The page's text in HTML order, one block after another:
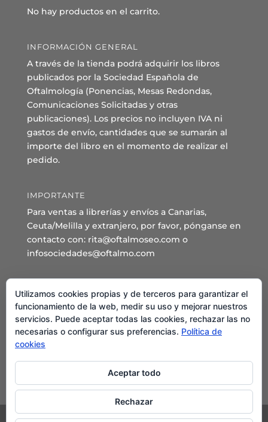
No hay productos en el carrito.
INFORMACIÓN GENERAL
A través de la tienda podrá adquirir los libros
publicados por la Sociedad Española de
Oftalmología (Ponencias, Mesas Redondas,
Comunicaciones Solicitadas y otras
publicaciones). Los precios no incluyen IVA ni
gastos de envío, cantidades que se sumarán al
importe del libro en el momento de realizar el
pedido.
IMPORTANTE
Para ventas a librerías y envíos a Canarias,
Ceuta/Melilla y extranjero, por favor, pónganse en
contacto con: rita@oftalmoseo.com o
infosociedades@oftalmo.com
Sede Administrativa y Secretaría General
C/ Arcipreste de Hita 14 – 1º Derecha.
28015 – Madrid
Teléfono: 91 544 80 35 - 91 544 58 79
Mail:
Utilizamos cookies propias y de terceros para garantizar el
funcionamiento de la web, medir su uso y mejorar nuestros
servicios. Puede aceptar todas las cookies, rechazar las no
necesarias o configurar sus preferencias. Política de
cookies
Aceptar todo
Rechazar